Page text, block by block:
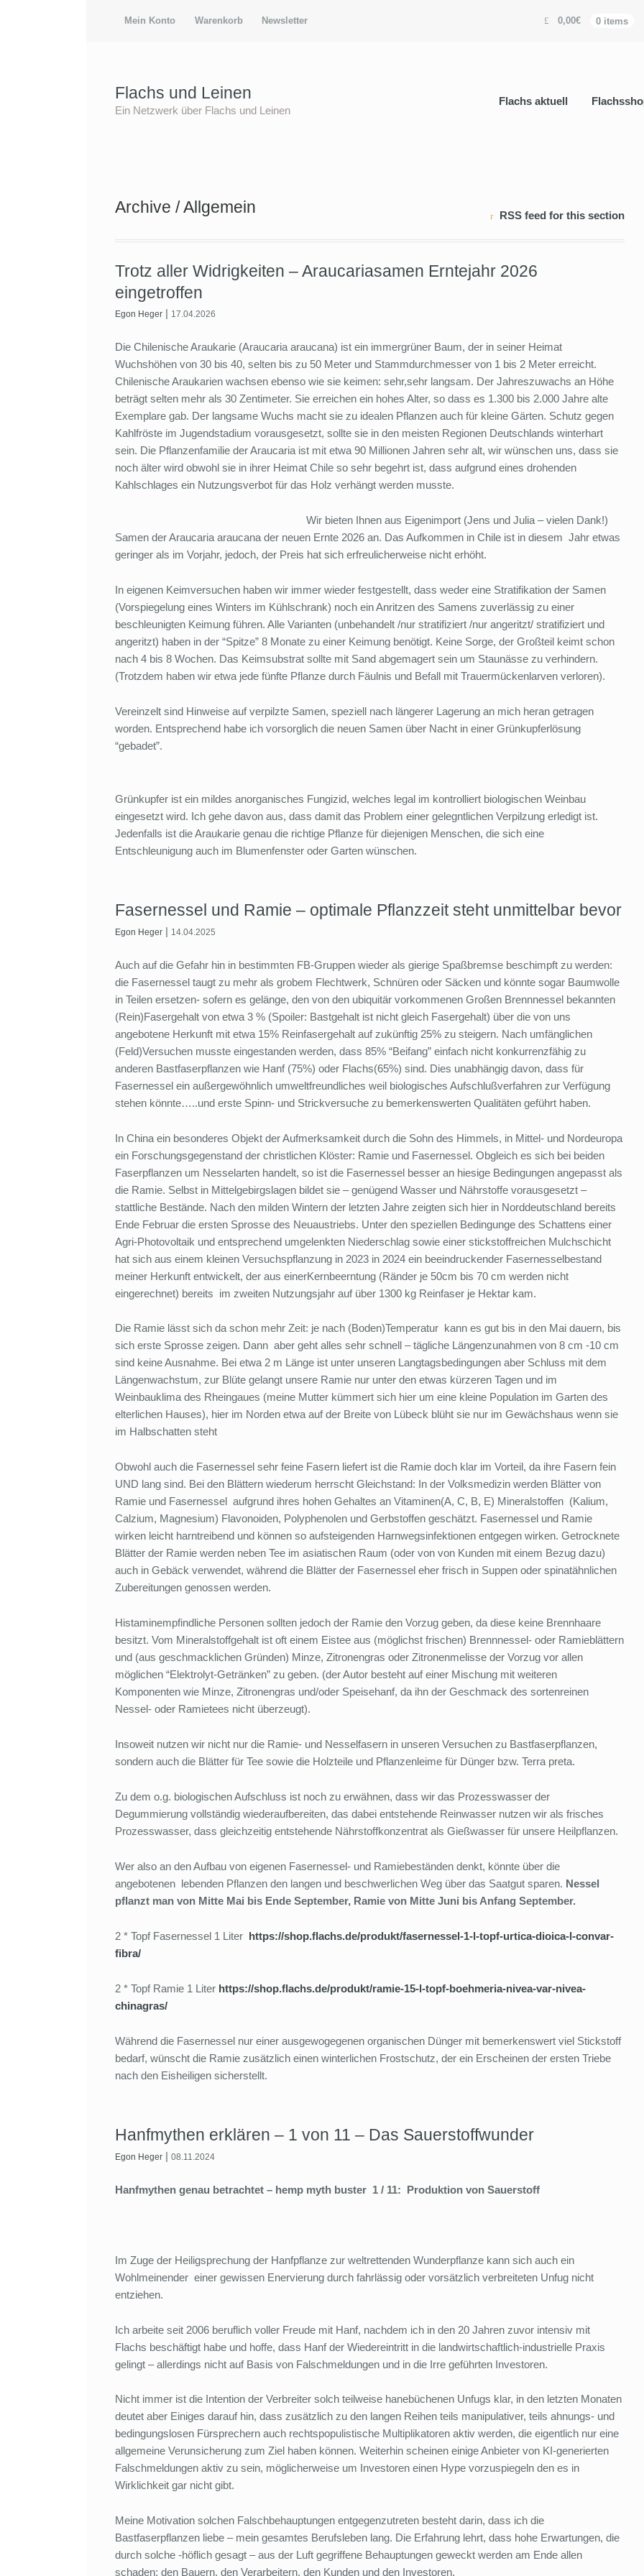
Mein Konto Warenkorb Newsletter 0,00€ 0 items
Flachs und Leinen
Ein Netzwerk über Flachs und Leinen
Flachs aktuell
Archive / Allgemein RSS feed for this section
Trotz aller Widrigkeiten – Araucariasamen Erntejahr 2026
eingetroffen
Egon Heger | 17.04.2026
Die Chilenische Araukarie (Araucaria araucana) ist ein immergrüner Baum, der in seiner Heimat
Wuchshöhen von 30 bis 40, selten bis zu 50 Meter und Stammdurchmesser von 1 bis 2 Meter erreicht.
Chilenische Araukarien wachsen ebenso wie sie keimen: sehr,sehr langsam. Der Jahreszuwachs an Höhe
beträgt selten mehr als 30 Zentimeter. Sie erreichen ein hohes Alter, so dass es 1.300 bis 2.000 Jahre alte
Exemplare gab. Der langsame Wuchs macht sie zu idealen Pflanzen auch für kleine Gärten. Schutz gegen
Kahlfröste im Jugendstadium vorausgesetzt, sollte sie in den meisten Regionen Deutschlands winterhart
sein. Die Pflanzenfamilie der Araucaria ist mit etwa 90 Millionen Jahren sehr alt, wir wünschen uns, dass sie
noch älter wird obwohl sie in ihrer Heimat Chile so sehr begehrt ist, dass aufgrund eines drohenden
Kahlschlages ein Nutzungsverbot für das Holz verhängt werden musste.
Wir bieten Ihnen aus Eigenimport (Jens und Julia – vielen Dank!)
Samen der Araucaria araucana der neuen Ernte 2026 an. Das Aufkommen in Chile ist in diesem Jahr etwas
geringer als im Vorjahr, jedoch, der Preis hat sich erfreulicherweise nicht erhöht.
In eigenen Keimversuchen haben wir immer wieder festgestellt, dass weder eine Stratifikation der Samen
(Vorspiegelung eines Winters im Kühlschrank) noch ein Anritzen des Samens zuverlässig zu einer
beschleunigten Keimung führen. Alle Varianten (unbehandelt /nur stratifiziert /nur angeritzt/ stratifiziert und
angeritzt) haben in der “Spitze” 8 Monate zu einer Keimung benötigt. Keine Sorge, der Großteil keimt schon
nach 4 bis 8 Wochen. Das Keimsubstrat sollte mit Sand abgemagert sein um Staunässe zu verhindern.
(Trotzdem haben wir etwa jede fünfte Pflanze durch Fäulnis und Befall mit Trauermückenlarven verloren).
Vereinzelt sind Hinweise auf verpilzte Samen, speziell nach längerer Lagerung an mich heran getragen
worden. Entsprechend habe ich vorsorglich die neuen Samen über Nacht in einer Grünkupferlösung
“gebadet”.
Grünkupfer ist ein mildes anorganisches Fungizid, welches legal im kontrolliert biologischen Weinbau
eingesetzt wird. Ich gehe davon aus, dass damit das Problem einer gelegntlichen Verpilzung erledigt ist.
Jedenfalls ist die Araukarie genau die richtige Pflanze für diejenigen Menschen, die sich eine
Entschleunigung auch im Blumenfenster oder Garten wünschen.
Fasernessel und Ramie – optimale Pflanzzeit steht unmittelbar bevor
Egon Heger | 14.04.2025
Auch auf die Gefahr hin in bestimmten FB-Gruppen wieder als gierige Spaßbremse beschimpft zu werden:
die Fasernessel taugt zu mehr als grobem Flechtwerk, Schnüren oder Säcken und könnte sogar Baumwolle
in Teilen ersetzen- sofern es gelänge, den von den ubiquitär vorkommenen Großen Brennnessel bekannten
(Rein)Fasergehalt von etwa 3 % (Spoiler: Bastgehalt ist nicht gleich Fasergehalt) über die von uns
angebotene Herkunft mit etwa 15% Reinfasergehalt auf zukünftig 25% zu steigern. Nach umfänglichen
(Feld)Versuchen musste eingestanden werden, dass 85% “Beifang” einfach nicht konkurrenzfähig zu
anderen Bastfaserpflanzen wie Hanf (75%) oder Flachs(65%) sind. Dies unabhängig davon, dass für
Fasernessel ein außergewöhnlich umweltfreundliches weil biologisches Aufschlußverfahren zur Verfügung
stehen könnte…..und erste Spinn- und Strickversuche zu bemerkenswerten Qualitäten geführt haben.
In China ein besonderes Objekt der Aufmerksamkeit durch die Sohn des Himmels, in Mittel- und Nordeuropa
ein Forschungsgegenstand der christlichen Klöster: Ramie und Fasernessel. Obgleich es sich bei beiden
Faserpflanzen um Nesselarten handelt, so ist die Fasernessel besser an hiesige Bedingungen angepasst als
die Ramie. Selbst in Mittelgebirgslagen bildet sie – genügend Wasser und Nährstoffe vorausgesetzt –
stattliche Bestände. Nach den milden Wintern der letzten Jahre zeigten sich hier in Norddeutschland bereits
Ende Februar die ersten Sprosse des Neuaustriebs. Unter den speziellen Bedingunge des Schattens einer
Agri-Photovoltaik und entsprechend umgelenkten Niederschlag sowie einer stickstoffreichen Mulchschicht
hat sich aus einem kleinen Versuchspflanzung in 2023 in 2024 ein beeindruckender Fasernesselbestand
meiner Herkunft entwickelt, der aus einerKernbeerntung (Ränder je 50cm bis 70 cm werden nicht
eingerechnet) bereits im zweiten Nutzungsjahr auf über 1300 kg Reinfaser je Hektar kam.
Die Ramie lässt sich da schon mehr Zeit: je nach (Boden)Temperatur kann es gut bis in den Mai dauern, bis
sich erste Sprosse zeigen. Dann aber geht alles sehr schnell – tägliche Längenzunahmen von 8 cm -10 cm
sind keine Ausnahme. Bei etwa 2 m Länge ist unter unseren Langtagsbedingungen aber Schluss mit dem
Längenwachstum, zur Blüte gelangt unsere Ramie nur unter den etwas kürzeren Tagen und im
Weinbauklima des Rheingaues (meine Mutter kümmert sich hier um eine kleine Population im Garten des
elterlichen Hauses), hier im Norden etwa auf der Breite von Lübeck blüht sie nur im Gewächshaus wenn sie
im Halbschatten steht
Obwohl auch die Fasernessel sehr feine Fasern liefert ist die Ramie doch klar im Vorteil, da ihre Fasern fein
UND lang sind. Bei den Blättern wiederum herrscht Gleichstand: In der Volksmedizin werden Blätter von
Ramie und Fasernessel aufgrund ihres hohen Gehaltes an Vitaminen(A, C, B, E) Mineralstoffen (Kalium,
Calzium, Magnesium) Flavonoiden, Polyphenolen und Gerbstoffen geschätzt. Fasernessel und Ramie
wirken leicht harntreibend und können so aufsteigenden Harnwegsinfektionen entgegen wirken. Getrocknete
Blätter der Ramie werden neben Tee im asiatischen Raum (oder von von Kunden mit einem Bezug dazu)
auch in Gebäck verwendet, während die Blätter der Fasernessel eher frisch in Suppen oder spinatähnlichen
Zubereitungen genossen werden.
Histaminempfindliche Personen sollten jedoch der Ramie den Vorzug geben, da diese keine Brennhaare
besitzt. Vom Mineralstoffgehalt ist oft einem Eistee aus (möglichst frischen) Brennnessel- oder Ramieblättern
und (aus geschmacklichen Gründen) Minze, Zitronengras oder Zitronenmelisse der Vorzug vor allen
möglichen “Elektrolyt-Getränken” zu geben. (der Autor besteht auf einer Mischung mit weiteren
Komponenten wie Minze, Zitronengras und/oder Speisehanf, da ihn der Geschmack des sortenreinen
Nessel- oder Ramietees nicht überzeugt).
Insoweit nutzen wir nicht nur die Ramie- und Nesselfasern in unseren Versuchen zu Bastfaserpflanzen,
sondern auch die Blätter für Tee sowie die Holzteile und Pflanzenleime für Dünger bzw. Terra preta.
Zu dem o.g. biologischen Aufschluss ist noch zu erwähnen, dass wir das Prozesswasser der
Degummierung vollständig wiederaufbereiten, das dabei entstehende Reinwasser nutzen wir als frisches
Prozesswasser, dass gleichzeitig entstehende Nährstoffkonzentrat als Gießwasser für unsere Heilpflanzen.
Wer also an den Aufbau von eigenen Fasernessel- und Ramiebeständen denkt, könnte über die
angebotenen lebenden Pflanzen den langen und beschwerlichen Weg über das Saatgut sparen. Nessel
pflanzt man von Mitte Mai bis Ende September, Ramie von Mitte Juni bis Anfang September.
2 * Topf Fasernessel 1 Liter https://shop.flachs.de/produkt/fasernessel-1-l-topf-urtica-dioica-l-convar-
fibra/
2 * Topf Ramie 1 Liter https://shop.flachs.de/produkt/ramie-15-l-topf-boehmeria-nivea-var-nivea-
chinagras/
Während die Fasernessel nur einer ausgewogegenen organischen Dünger mit bemerkenswert viel Stickstoff
bedarf, wünscht die Ramie zusätzlich einen winterlichen Frostschutz, der ein Erscheinen der ersten Triebe
nach den Eisheiligen sicherstellt.
Hanfmythen erklären – 1 von 11 – Das Sauerstoffwunder
Egon Heger | 08.11.2024
Hanfmythen genau betrachtet – hemp myth buster 1 / 11: Produktion von Sauerstoff
Im Zuge der Heiligsprechung der Hanfpflanze zur weltrettenden Wunderpflanze kann sich auch ein
Wohlmeinender einer gewissen Enervierung durch fahrlässig oder vorsätzlich verbreiteten Unfug nicht
entziehen.
Ich arbeite seit 2006 beruflich voller Freude mit Hanf, nachdem ich in den 20 Jahren zuvor intensiv mit
Flachs beschäftigt habe und hoffe, dass Hanf der Wiedereintritt in die landwirtschaftlich-industrielle Praxis
gelingt – allerdings nicht auf Basis von Falschmeldungen und in die Irre geführten Investoren.
Nicht immer ist die Intention der Verbreiter solch teilweise hanebüchenen Unfugs klar, in den letzten Monaten
deutet aber Einiges darauf hin, dass zusätzlich zu den langen Reihen teils manipulativer, teils ahnungs- und
bedingungslosen Fürsprechern auch rechtspopulistische Multiplikatoren aktiv werden, die eigentlich nur eine
allgemeine Verunsicherung zum Ziel haben können. Weiterhin scheinen einige Anbieter von KI-generierten
Falschmeldungen aktiv zu sein, möglicherweise um Investoren einen Hype vorzuspiegeln den es in
Wirklichkeit gar nicht gibt.
Meine Motivation solchen Falschbehauptungen entgegenzutreten besteht darin, dass ich die
Bastfaserpflanzen liebe – mein gesamtes Berufsleben lang. Die Erfahrung lehrt, dass hohe Erwartungen, die
durch solche -höflich gesagt – aus der Luft gegriffene Behauptungen geweckt werden am Ende allen
schaden: den Bauern, den Verarbeitern, den Kunden und den Investoren.